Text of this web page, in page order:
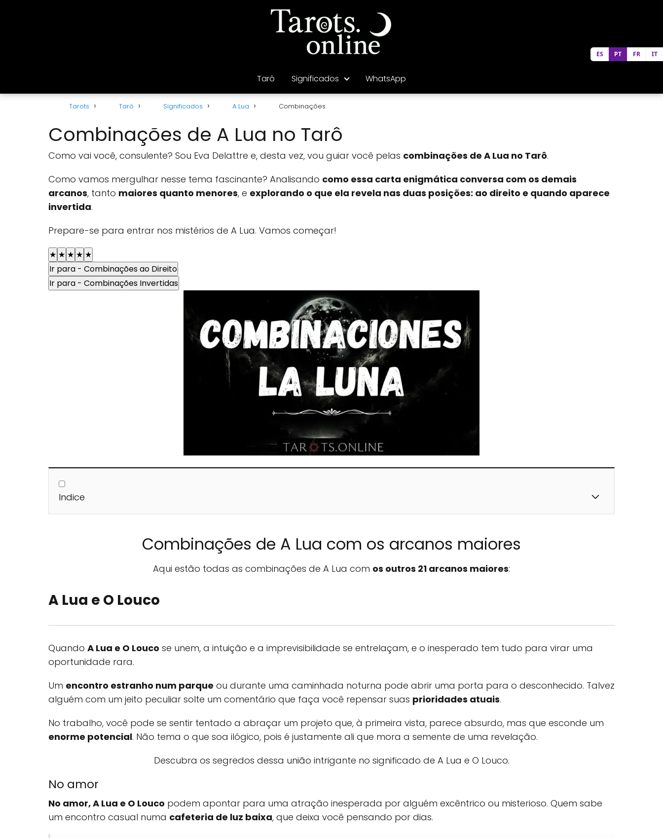
Tarô Significados WhatsApp
Tarots Tarô Significados A Lua Combinações
Combinações de A Lua no Tarô
Como vai você, consulente? Sou Eva Delattre e, desta vez, vou guiar você pelas combinações de A Lua no Tarô.
Como vamos mergulhar nesse tema fascinante? Analisando como essa carta enigmática conversa com os demais
arcanos, tanto maiores quanto menores, e explorando o que ela revela nas duas posições: ao direito e quando aparece
invertida.
Prepare-se para entrar nos mistérios de A Lua. Vamos começar!
★ ★ ★ ★ ★
Ir para - Combinações ao Direito
Ir para - Combinações Invertidas
Indice
Combinações de A Lua com os arcanos maiores
Aqui estão todas as combinações de A Lua com os outros 21 arcanos maiores:
A Lua e O Louco
Quando A Lua e O Louco se unem, a intuição e a imprevisibilidade se entrelaçam, e o inesperado tem tudo para virar uma
oportunidade rara.
Um encontro estranho num parque ou durante uma caminhada noturna pode abrir uma porta para o desconhecido. Talvez
alguém com um jeito peculiar solte um comentário que faça você repensar suas prioridades atuais.
No trabalho, você pode se sentir tentado a abraçar um projeto que, à primeira vista, parece absurdo, mas que esconde um
enorme potencial. Não tema o que soa ilógico, pois é justamente ali que mora a semente de uma revelação.
Descubra os segredos dessa união intrigante no significado de A Lua e O Louco.
No amor
No amor, A Lua e O Louco podem apontar para uma atração inesperada por alguém excêntrico ou misterioso. Quem sabe
um encontro casual numa cafeteria de luz baixa, que deixa você pensando por dias.
ES PT FR IT